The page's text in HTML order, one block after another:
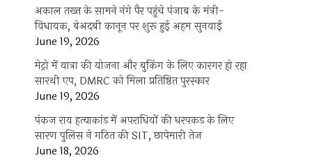
अकाल तख्त के सामने नंगे पैर पहुंचे पंजाब के मंत्री-
विधायक, बेअदबी कानून पर शुरू हुई अहम सुनवाई
June 19, 2026
मेट्रो में यात्रा की योजना और बुकिंग के लिए कारगर हो रहा
सारथी एप, DMRC को मिला प्रतिष्ठित पुरस्कार
June 19, 2026
पंकज राय हत्याकांड में अपराधियों की धरपकड़ के लिए
सारण पुलिस ने गठित की SIT, छापेमारी तेज
June 18, 2026